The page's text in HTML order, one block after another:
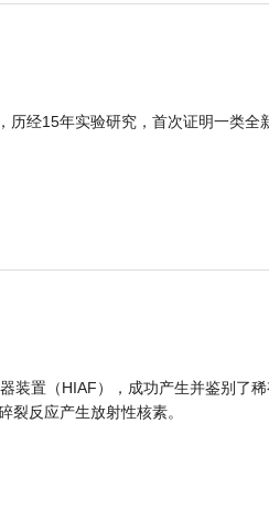
历经15年实验研究，首次证明一类全
装置（HIAF），成功产生并鉴别了
反应产生放射性核素。